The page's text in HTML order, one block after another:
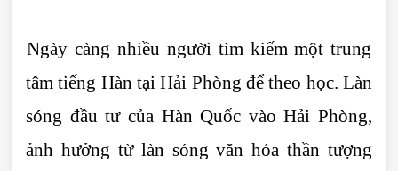
Ngày càng nhiều người tìm kiếm một trung
tâm tiếng Hàn tại Hải Phòng để theo học. Làn
sóng đầu tư của Hàn Quốc vào Hải Phòng,
ảnh hưởng từ làn sóng văn hóa thần tượng